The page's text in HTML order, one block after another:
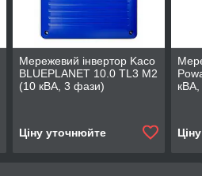
Мережевий інвертор Kaco
BLUEPLANET 10.0 TL3 M2
(10 кВА, 3 фази)
Ціну уточнюйте